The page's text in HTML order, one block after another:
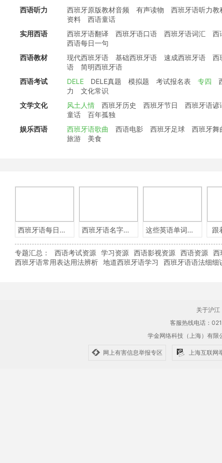
西语听力
西班牙原版教材音频 有声读物
西班牙语听力教
资料
西语童话
实用西语
西班牙语翻译 西班牙语口语 西班牙语词汇
西
西语每日一句
西语教材
现代西班牙语 基础西班牙语 速成西班牙语
西
语
简明西班牙语
西语考试
DELE DELE真题 模拟题 考试报名表 专四
力
文化常识
文学文化
风土人情 西班牙历史 西班牙节日
西班牙语谚
童话
百年孤独
娱乐西语
西班牙语歌曲 西语电影 西班牙足球
西班牙舞
旅游
美食
西班牙语每日一句 西班牙语名字含义 这些英语单词用西班牙语怎么说？ 跟
专题汇总： 西语考试资源 学习资源 西语影视资源 西语资源 西
西班牙语常用表达用法辨析 地道西班牙语学习 西班牙语语法细细
关于沪江
客服热线电话：
学金网络科技（上海）有
网上有害信息举报专区 上海互联网